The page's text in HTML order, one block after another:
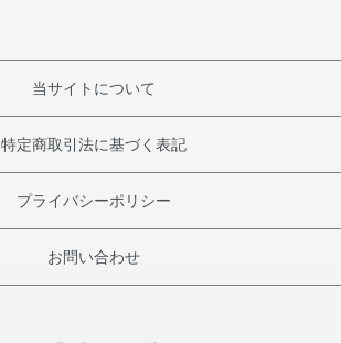
当サイトについて
特定商取引法に基づく表記
プライバシーポリシー
お問い合わせ